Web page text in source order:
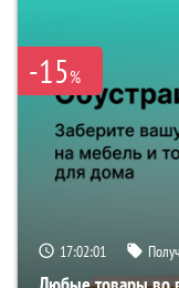
-15%
17:02:00